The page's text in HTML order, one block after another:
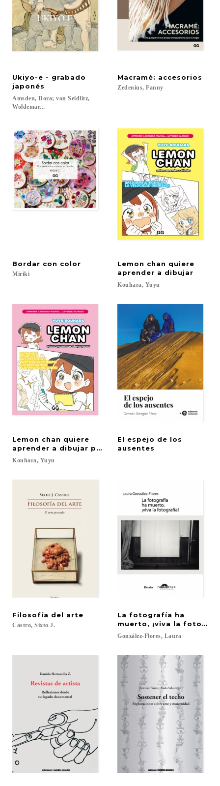
Ukiyo-e - grabado
japonés
Amsden, Dora; von Seidlitz,
Woldemar...
Macramé: accesorios
Zedenius, Fanny
Bordar con color
Miriki
Lemon chan quiere
aprender a dibujar
Kouhara, Yuyu
Lemon chan quiere
aprender a dibujar poses
Kouhara, Yuyu
El espejo de los
ausentes
Filosofía del arte
Castro, Sixto J.
La fotografía ha
muerto, ¡viva la
González-Flores, Laura